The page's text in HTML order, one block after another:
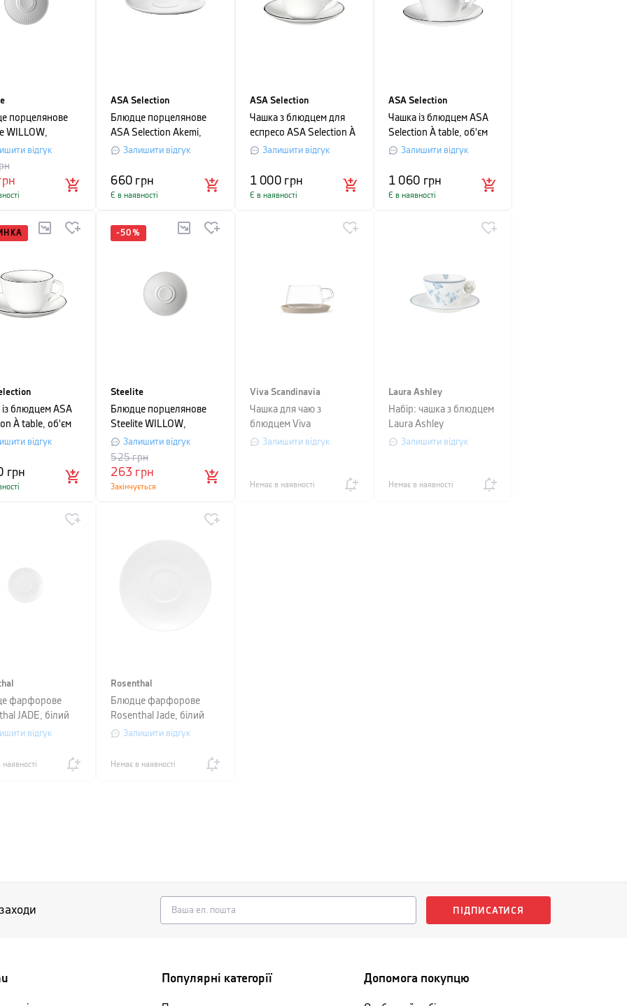
порцелянове
WILLOW,
11,75 см, біле
відгук
ASA Selection
Блюдце порцелянове
ASA Selection Akemi,
діаметр 15 см, білий
Залишити відгук
660 грн
Є в наявності
ASA Selection
Чашка з блюдцем для
еспресо ASA Selection À
table, об'єм 0,07 л,
Залишити відгук
1 000 грн
Є в наявності
ASA Selection
Чашка із блюдцем ASA
Selection À table, об'єм
0,25 л, білий з чорним
Залишити відгук
1 060 грн
Є в наявності
блюдцем ASA
À table, об'єм
білий з чорним
відгук
грн
-50 %
Steelite
Блюдце порцелянове
Steelite WILLOW,
діаметр 15,25 см, біле
Залишити відгук
263 грн
525грн
Закінчується
Viva Scandinavia
Чашка для чаю з
блюдцем Viva
Scandinavia CLASSIC,
Залишити відгук
Немає в наявності
Laura Ashley
Набір: чашка з блюдцем
Laura Ashley
BLUEPRINT, об'єм 0,26
Залишити відгук
Немає в наявності
фарфорове
JADE, білий
відгук
Rosenthal
Блюдце фарфорове
Rosenthal Jade, білий
Залишити відгук
Немає в наявності
ПІДПИСАТИСЯ
Популярні категорії Допомога покупцю